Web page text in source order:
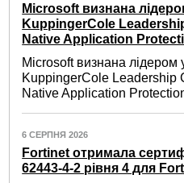
Microsoft визнана
KuppingerCole
Native Application
Microsoft визнана лідером
KuppingerCole Leadership
Native Application
6 СЕРПНЯ 2026
Fortinet отримала
62443-4-2 рівня 4 для